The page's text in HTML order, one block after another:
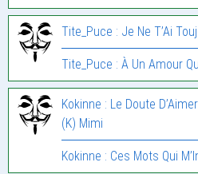
Tite_Puce : Je Ne T’Ai
Tite_Puce : À Un Amour
Kokinne : Le Doute
(K) Mimi
Kokinne : Ces Mots Qui